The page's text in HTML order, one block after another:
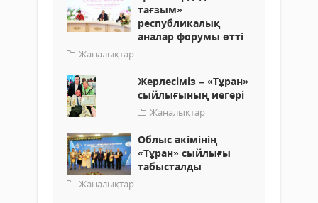
тағзым»
республикалық
аналар форумы өтті
Жаңалықтар
Жерлесіміз – «Тұран»
сыйлығының иегері
Жаңалықтар
Облыс әкімінің
«Тұран» сыйлығы
табысталды
Жаңалықтар